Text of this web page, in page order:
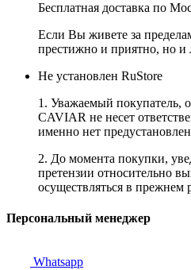
Бесплатная доставка по
Если Вы живете за
престижно и приятно, но и
Не установлен RuStore
1. Уважаемый покупатель,
CAVIAR не несет
именно нет
2. До момента покупки,
претензии относительно
осуществляться в прежнем
Персональный менеджер
Whatsapp